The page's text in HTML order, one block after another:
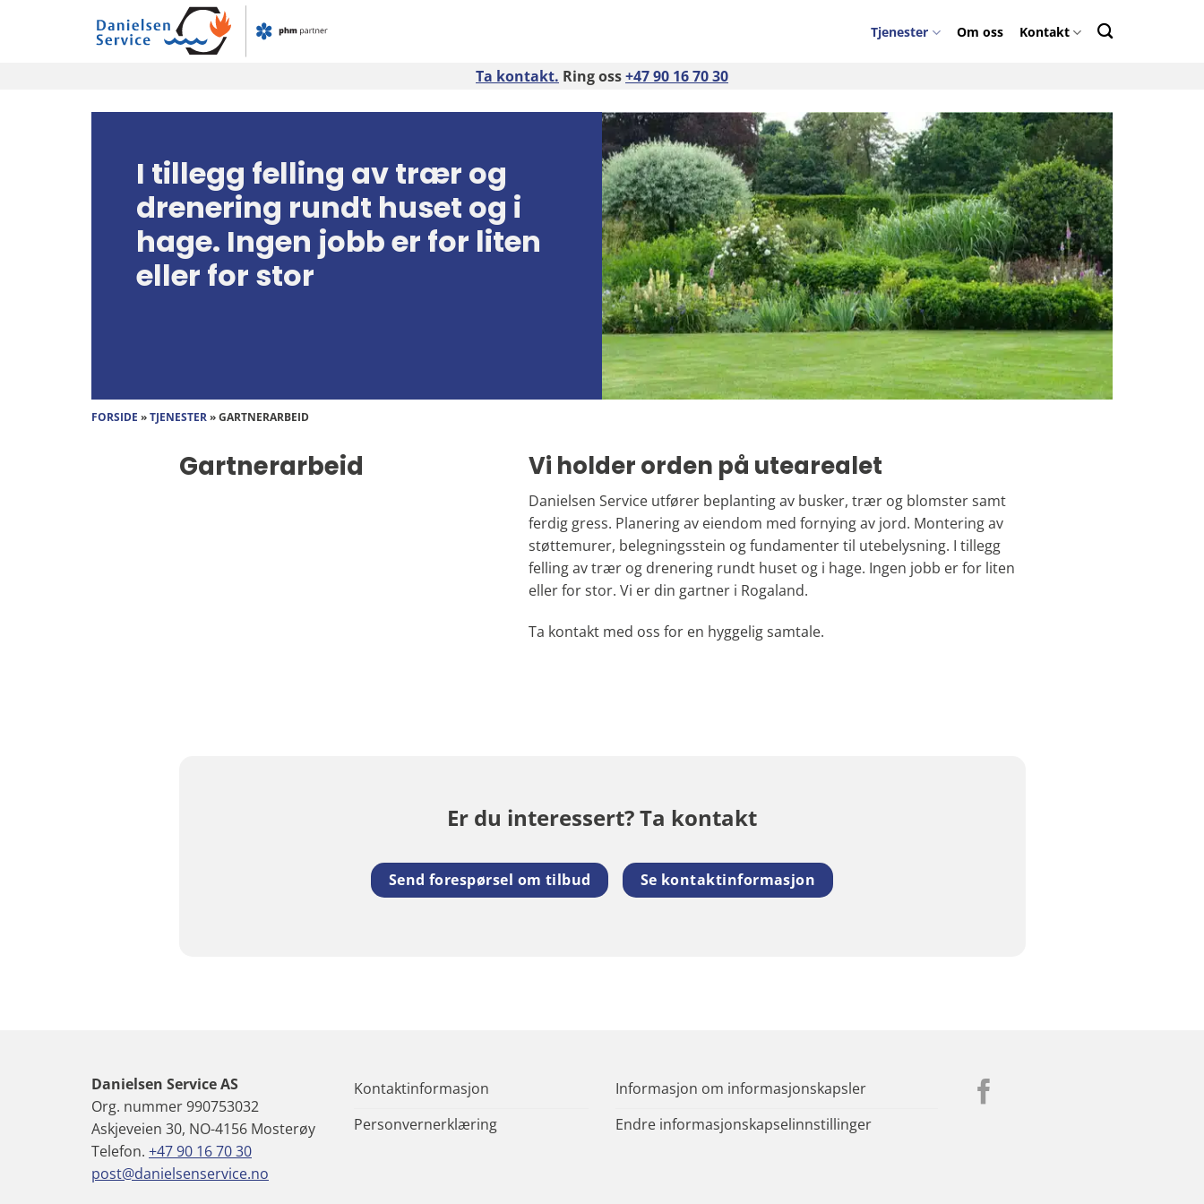
Tjenester Om oss Kontakt
Ta kontakt. Ring oss+47 90 16 70 30
I tillegg felling av trær og
drenering rundt huset og i
hage. Ingen jobb er for liten
eller for stor
FORSIDE »TJENESTER»GARTNERARBEID
Gartnerarbeid Vi holder orden på utearealet
Danielsen Service utfører beplanting av busker, trær og blomster samt
ferdig gress. Planering av eiendom med fornying av jord. Montering av
støttemurer, belegningsstein og fundamenter til utebelysning. I tillegg
felling av trær og drenering rundt huset og i hage. Ingen jobb er for liten
eller for stor. Vi er din gartner i Rogaland.
Ta kontakt med oss for en hyggelig samtale.
Er du interessert? Ta kontakt
Send forespørsel om tilbud Se kontaktinformasjon
Danielsen Service AS
Org. nummer 990753032
Askjeveien 30, NO-4156 Mosterøy
Telefon. +47 90 16 70 30
post@danielsenservice.no
Kontaktinformasjon
Personvernerklæring
Informasjon om informasjonskapsler
Endre informasjonskapselinnstillinger